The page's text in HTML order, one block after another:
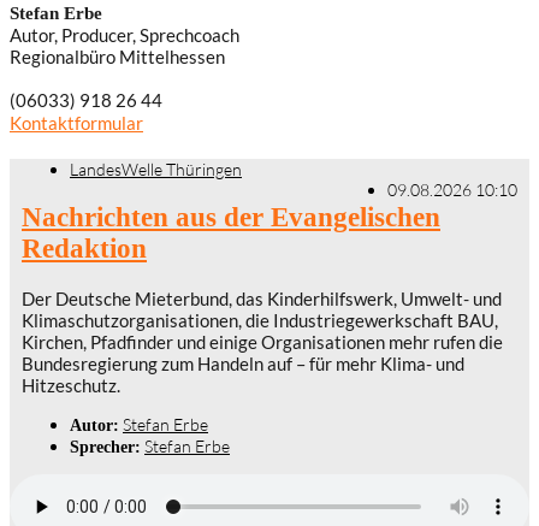
Stefan Erbe
Autor, Producer, Sprechcoach
Regionalbüro Mittelhessen
(06033) 918 26 44
Kontaktformular
LandesWelle Thüringen
09.08.2026 10:10
Nachrichten aus der Evangelischen
Redaktion
Der Deutsche Mieterbund, das Kinderhilfswerk, Umwelt- und
Klimaschutzorganisationen, die Industriegewerkschaft BAU,
Kirchen, Pfadfinder und einige Organisationen mehr rufen die
Bundesregierung zum Handeln auf – für mehr Klima- und
Hitzeschutz.
Autor: Stefan Erbe
Sprecher: Stefan Erbe